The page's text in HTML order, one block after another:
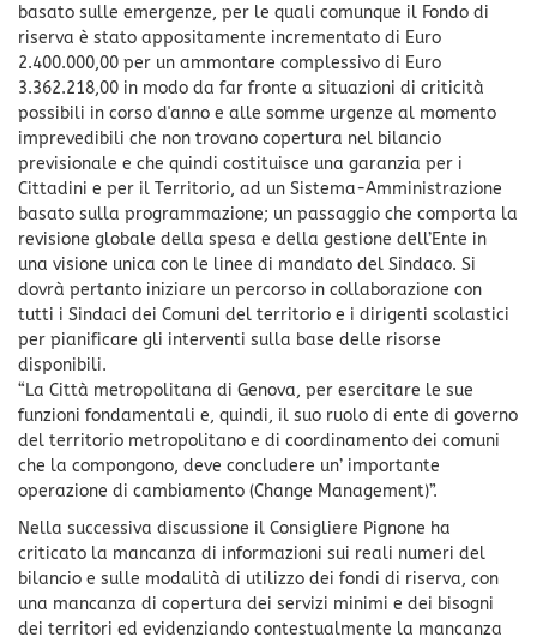
basato sulle emergenze, per le quali comunque il Fondo di
riserva è stato appositamente incrementato di Euro
2.400.000,00 per un ammontare complessivo di Euro
3.362.218,00 in modo da far fronte a situazioni di criticità
possibili in corso d'anno e alle somme urgenze al momento
imprevedibili che non trovano copertura nel bilancio
previsionale e che quindi costituisce una garanzia per i
Cittadini e per il Territorio, ad un Sistema-Amministrazione
basato sulla programmazione; un passaggio che comporta la
revisione globale della spesa e della gestione dell’Ente in
una visione unica con le linee di mandato del Sindaco. Si
dovrà pertanto iniziare un percorso in collaborazione con
tutti i Sindaci dei Comuni del territorio e i dirigenti scolastici
per pianificare gli interventi sulla base delle risorse
disponibili.
“La Città metropolitana di Genova, per esercitare le sue
funzioni fondamentali e, quindi, il suo ruolo di ente di governo
del territorio metropolitano e di coordinamento dei comuni
che la compongono, deve concludere un’ importante
operazione di cambiamento (Change Management)”.
Nella successiva discussione il Consigliere Pignone ha
criticato la mancanza di informazioni sui reali numeri del
bilancio e sulle modalità di utilizzo dei fondi di riserva, con
una mancanza di copertura dei servizi minimi e dei bisogni
dei territori ed evidenziando contestualmente la mancanza